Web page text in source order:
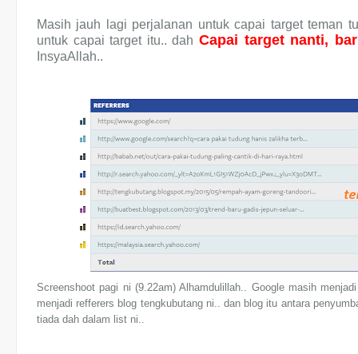
Masih jauh lagi perjalanan untuk capai target teman
untuk capai target itu.. dah Capai target nanti,
InsyaAllah..
Screenshoot pagi ni (9.22am) Alhamdulillah.. Google masih
menjadi refferers blog tengkubutang ni.. dan blog itu antara
tiada dah dalam list ni..